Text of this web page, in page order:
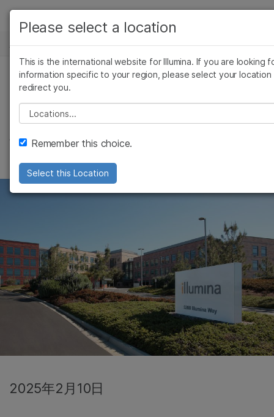
Skip to content
解决方案
学习
公司
支持
推荐内容链接
新闻中心
因美纳有关不可靠实
体清单的声明
2025年2月10日
查看更多相关内容。选择您感兴趣的领域:
癌症研究
微生物学
农业基因组学
复杂疾病
临床肿瘤学
遗传病和罕见病
Please select a location
This is the international website for Illumina. If you are looking
information specific to your region, please select your location
redirect you.
Please select a location
Remember this choice.
Select this Location